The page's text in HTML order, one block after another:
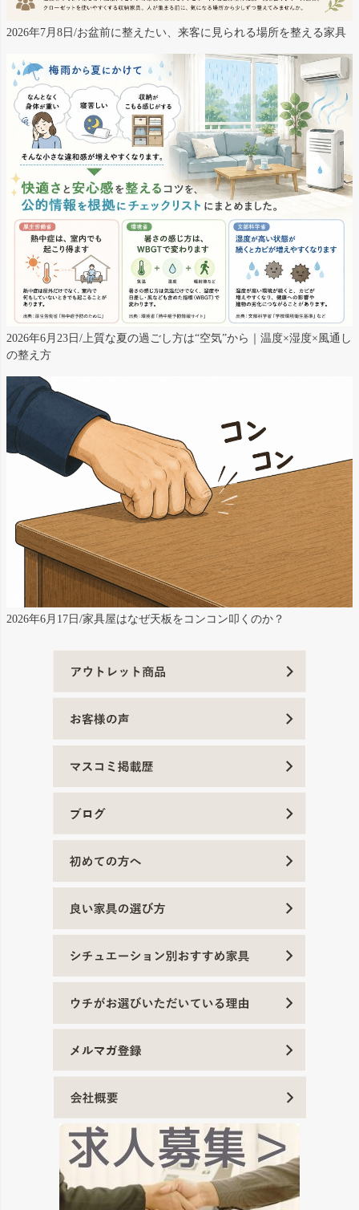
2026年7月8日/お盆前に整えたい、来客に見られる場所を整える家具
2026年6月23日/上質な夏の過ごし方は“空気”から｜温度×湿度×風通し
の整え方
2026年6月17日/家具屋はなぜ天板をコンコン叩くのか？